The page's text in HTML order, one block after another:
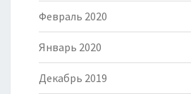
Февраль 2020
Январь 2020
Декабрь 2019